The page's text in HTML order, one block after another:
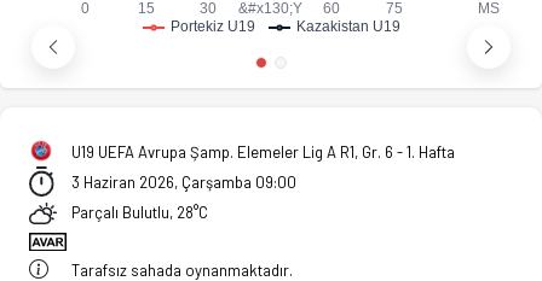
U19 UEFA Avrupa Şamp. Elemeler Lig A R1, Gr. 6 - 1. Hafta
3 Haziran 2026, Çarşamba 09:00
Parçalı Bulutlu, 28°C
Tarafsız sahada oynanmaktadır.